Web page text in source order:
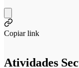
Copiar link
Atividades